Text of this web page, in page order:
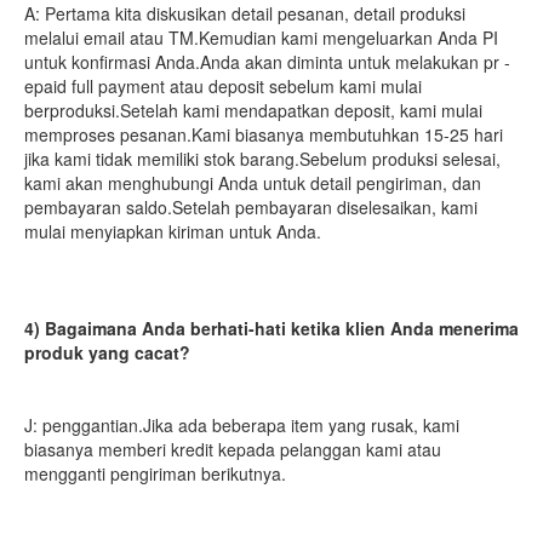
A: Pertama kita diskusikan detail pesanan, detail produksi
melalui email atau TM.Kemudian kami mengeluarkan Anda PI
untuk konfirmasi Anda.Anda akan diminta untuk melakukan pr -
epaid full payment atau deposit sebelum kami mulai
berproduksi.Setelah kami mendapatkan deposit, kami mulai
memproses pesanan.Kami biasanya membutuhkan 15-25 hari
jika kami tidak memiliki stok barang.Sebelum produksi selesai,
kami akan menghubungi Anda untuk detail pengiriman, dan
pembayaran saldo.Setelah pembayaran diselesaikan, kami
mulai menyiapkan kiriman untuk Anda.
4) Bagaimana Anda berhati-hati ketika klien Anda menerima
produk yang cacat?
J: penggantian.Jika ada beberapa item yang rusak, kami
biasanya memberi kredit kepada pelanggan kami atau
mengganti pengiriman berikutnya.